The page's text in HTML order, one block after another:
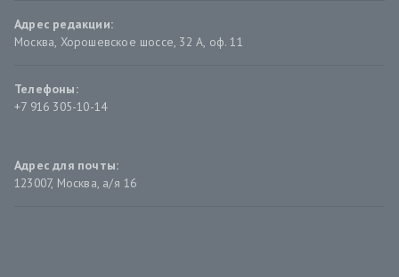
Адрес редакции:
Москва, Хорошевское шоссе, 32 А, оф. 11
Телефоны:
+7 916 305-10-14
Адрес для почты:
123007, Москва, а/я 16